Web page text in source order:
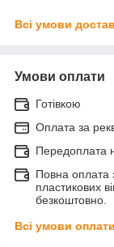
Всі умови
Умови оплати
Готівкою
Оплата за
Передоплата
Повна оплата
пластикових
безкоштовно.
Всі умови оплати